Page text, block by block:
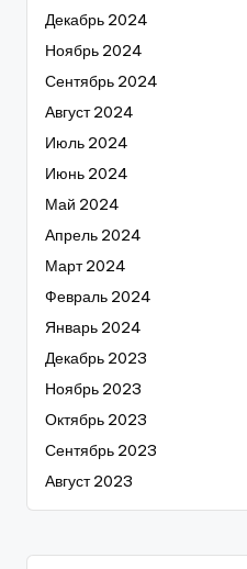
Декабрь 2024
Ноябрь 2024
Сентябрь 2024
Август 2024
Июль 2024
Июнь 2024
Май 2024
Апрель 2024
Март 2024
Февраль 2024
Январь 2024
Декабрь 2023
Ноябрь 2023
Октябрь 2023
Сентябрь 2023
Август 2023